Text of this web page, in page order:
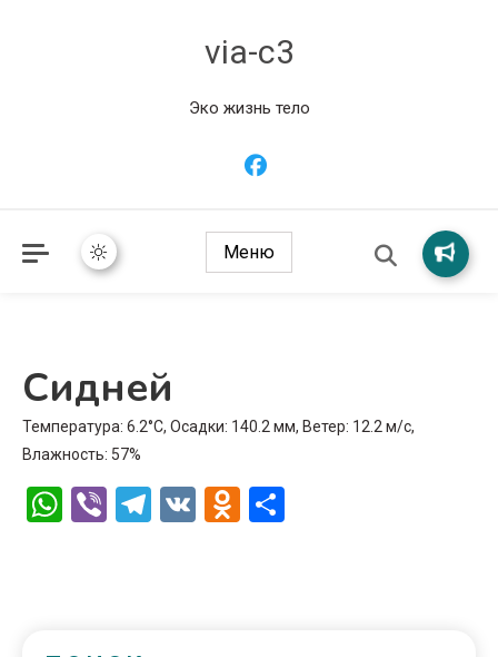
via-c3
Эко жизнь тело
Меню
Сидней
Температура: 6.2°C, Осадки: 140.2 мм, Ветер: 12.2 м/с,
Влажность: 57%
WhatsApp
ViberTelegram
VK Odnoklassniki